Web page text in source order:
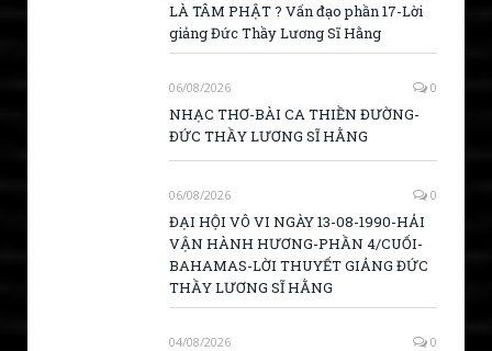
LÀ TÂM PHẬT ? Vấn đạo phần 17-Lời
giảng Đức Thầy Lương Sĩ Hằng
06/08/2026 0
NHẠC THƠ-BÀI CA THIỀN ĐƯỜNG-
ĐỨC THẦY LƯƠNG SĨ HẰNG
06/08/2026 0
ĐẠI HỘI VÔ VI NGÀY 13-08-1990-HẢI
VẬN HÀNH HƯƠNG-PHẦN 4/CUỐI-
BAHAMAS-LỜI THUYẾT GIẢNG ĐỨC
THẦY LƯƠNG SĨ HẰNG
04/08/2026 0